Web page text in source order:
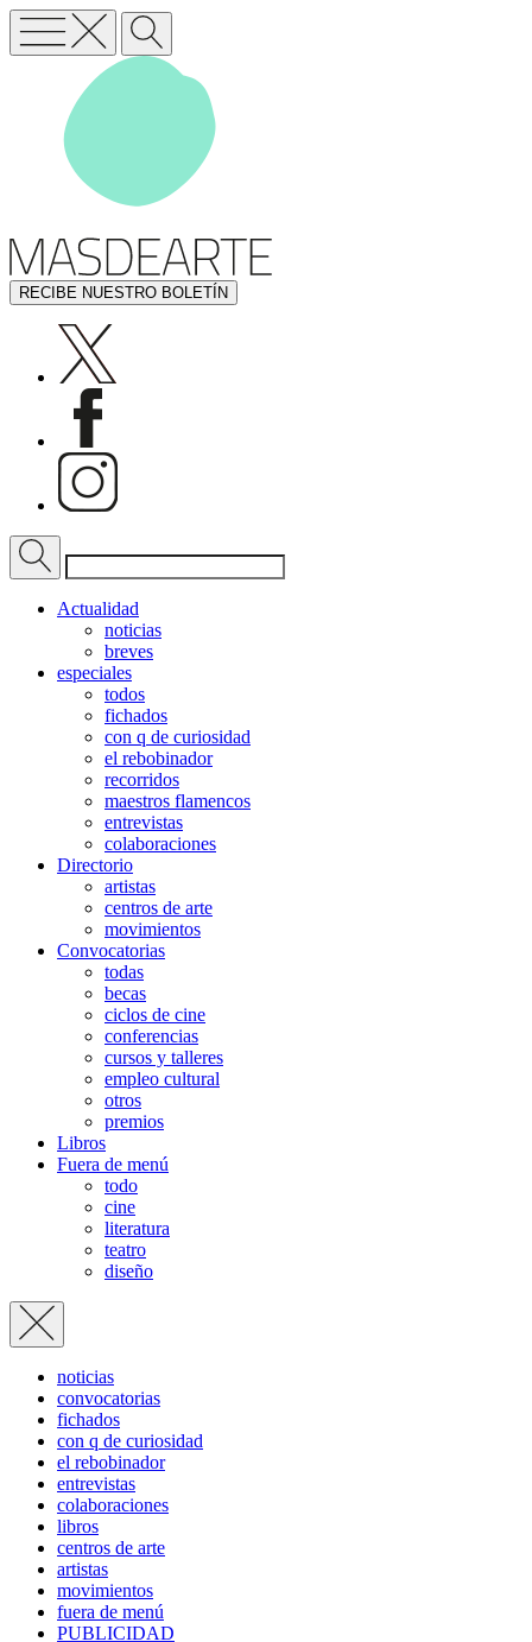
RECIBE NUESTRO BOLETÍN
Actualidad
noticias
breves
especiales
todos
fichados
con q de curiosidad
el rebobinador
recorridos
maestros flamencos
entrevistas
colaboraciones
Directorio
artistas
centros de arte
movimientos
Convocatorias
todas
becas
ciclos de cine
conferencias
cursos y talleres
empleo cultural
otros
premios
Libros
Fuera de menú
todo
cine
literatura
teatro
diseño
noticias
convocatorias
fichados
con q de curiosidad
el rebobinador
entrevistas
colaboraciones
libros
centros de arte
artistas
movimientos
fuera de menú
PUBLICIDAD